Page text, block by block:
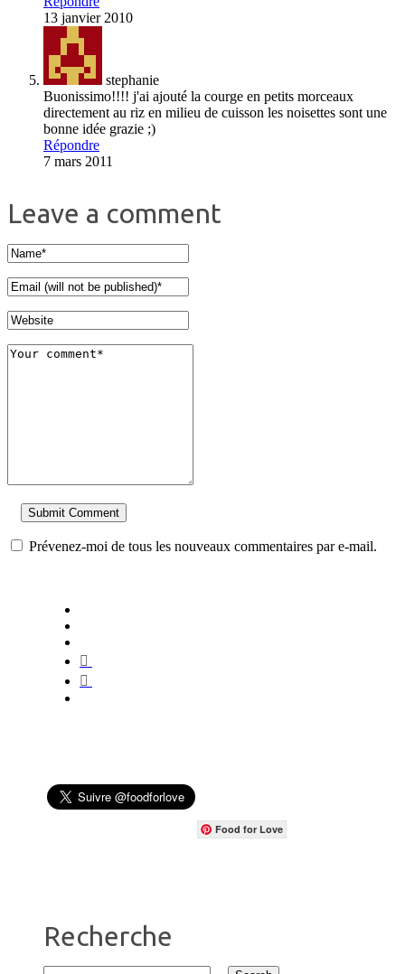
13 janvier 2010
stephanie
Buonissimo!!!! j'ai ajouté la courge en petits morceaux
directement au riz en milieu de cuisson les noisettes sont une
bonne idée grazie ;)
Répondre
7 mars 2011
Leave a comment
Prévenez-moi de tous les nouveaux commentaires par e-mail.
Food for Love
Recherche